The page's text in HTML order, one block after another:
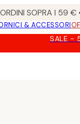
SOPRA I 59
& ACCESSORI
SALE -